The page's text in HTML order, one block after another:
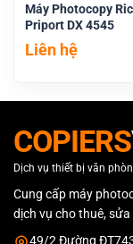
Máy Photocopy
Priport DX 4545
Liên hệ
COPIERS
Dịch vụ thiết bị văn
Cung cấp máy
dịch vụ cho thuê,
49/2 Đường